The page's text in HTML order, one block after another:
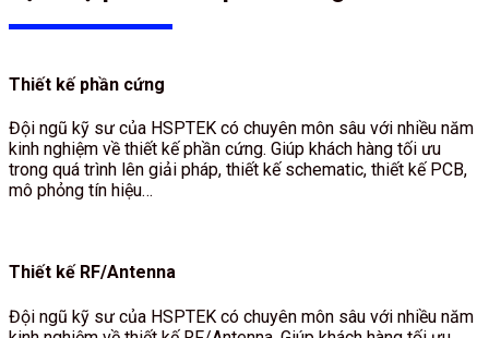
Thiết kế phần cứng
Đội ngũ kỹ sư của HSPTEK có chuyên môn sâu với nhiều năm
kinh nghiệm về thiết kế phần cứng. Giúp khách hàng tối ưu
trong quá trình lên giải pháp, thiết kế schematic, thiết kế PCB,
mô phỏng tín hiệu…
Thiết kế RF/Antenna
Đội ngũ kỹ sư của HSPTEK có chuyên môn sâu với nhiều năm